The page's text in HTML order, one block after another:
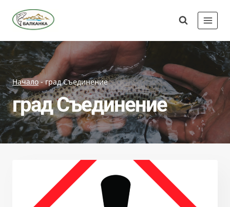
Начало-град Съединение
град Съединение